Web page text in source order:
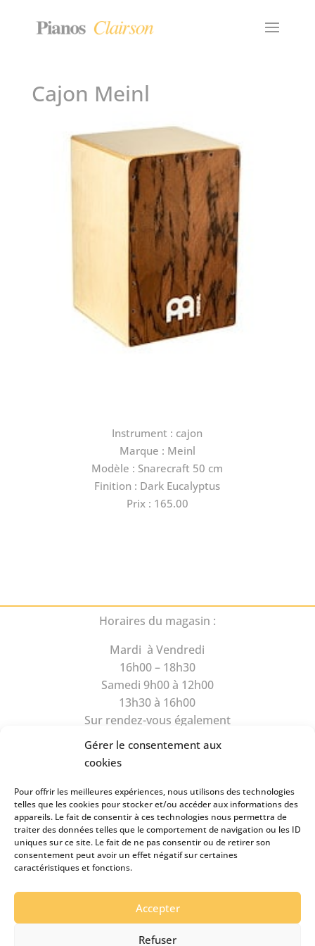
Gérer le consentement aux
cookies
Pour offrir les meilleures expériences, nous utilisons des technologies
telles que les cookies pour stocker et/ou accéder aux informations des
appareils. Le fait de consentir à ces technologies nous permettra de
traiter des données telles que le comportement de navigation ou les ID
uniques sur ce site. Le fait de ne pas consentir ou de retirer son
consentement peut avoir un effet négatif sur certaines
caractéristiques et fonctions.
Accepter
Refuser
Cajon Meinl
Instrument : cajon
Marque : Meinl
Modèle : Snarecraft 50 cm
Finition : Dark Eucalyptus
Prix : 165.00
Horaires du magasin :
Mardi à Vendredi
16h00 – 18h30
Samedi 9h00 à 12h00
13h30 à 16h00
Sur rendez-vous également
Rue du Camus 6
1470 Estavayer-le-Lac
Tél026 663 89 39
pianos.clairson@bluewin.ch